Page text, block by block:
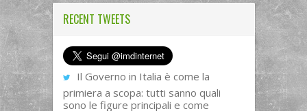
RECENT TWEETS
Il Governo in Italia è come la
primiera a scopa: tutti sanno quali
sono le figure principali e come